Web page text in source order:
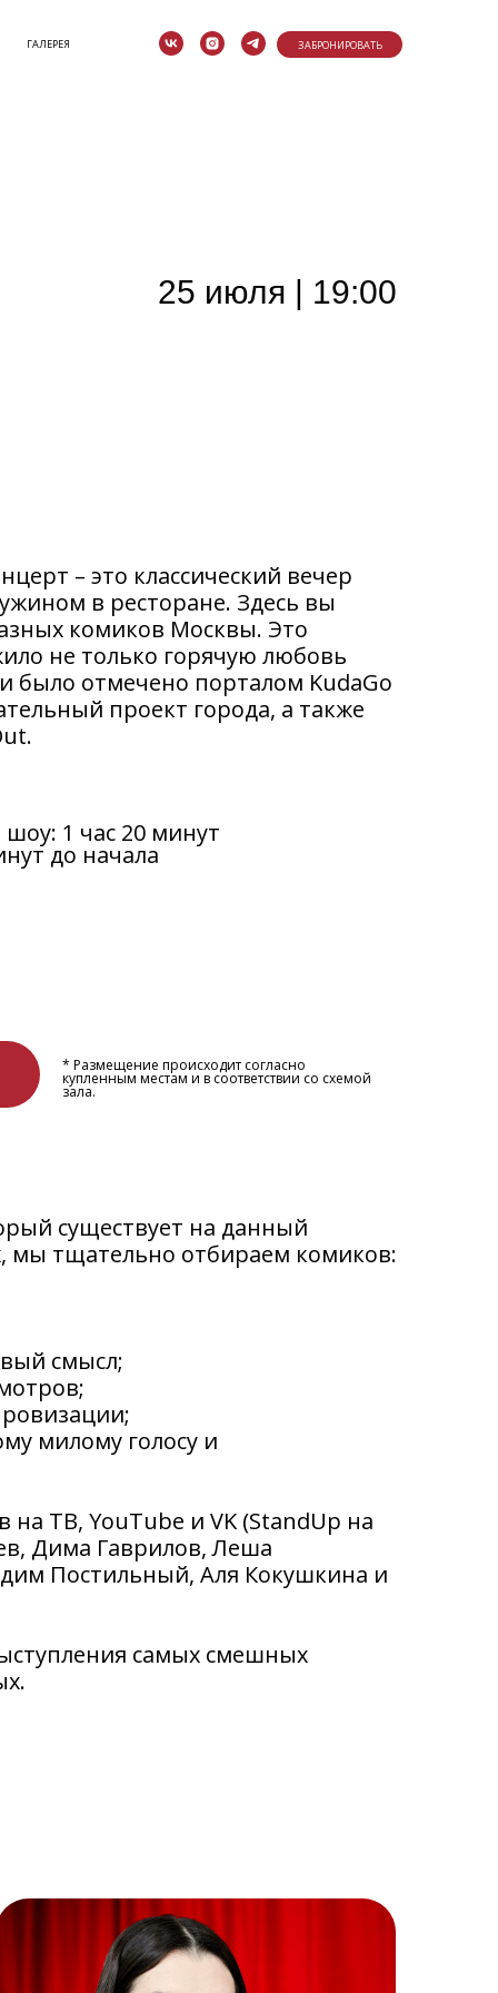
ГАЛЕРЕЯ ЗАБРОНИРОВАТЬ
25 июля | 19:00
– это классический вечер
в ресторане. Здесь вы
комиков Москвы. Это
не только горячую любовь
было отмечено порталом KudaGo
проект города, а также
1 час 20 минут
до начала
* Размещение происходит согласно
купленным местам и в соответствии со схемой
зала.
существует на данный
мы тщательно отбираем комиков:
смысл;
милому голосу и
ТВ, YouTube и VK (StandUp на
Дима Гаврилов, Леша
Постильный, Аля Кокушкина и
самых смешных